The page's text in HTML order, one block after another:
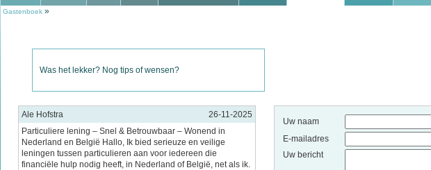
Gastenboek »
Was het lekker? Nog tips of wensen?
Uw naam
E-mailadres
Uw bericht
Ale Hofstra
26-11-2025
Particuliere lening – Snel & Betrouwbaar – Wonend in
Nederland en België Hallo, Ik bied serieuze en veilige
leningen tussen particulieren aan voor iedereen die
financiële hulp nodig heeft, in Nederland of België, net als ik.